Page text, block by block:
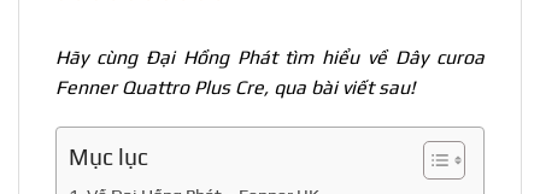
Hãy cùng Đại Hồng Phát tìm hiểu về Dây curoa
Fenner Quattro Plus Cre, qua bài viết sau!
Mục lục